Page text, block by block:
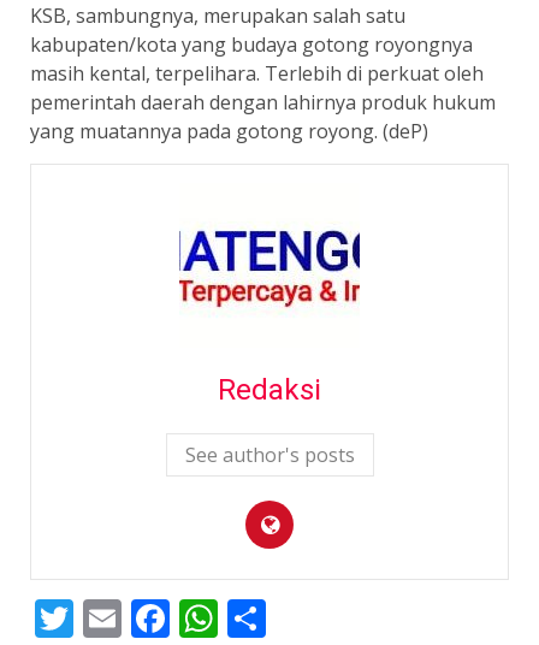
KSB, sambungnya, merupakan salah satu
kabupaten/kota yang budaya gotong royongnya
masih kental, terpelihara. Terlebih di perkuat oleh
pemerintah daerah dengan lahirnya produk hukum
yang muatannya pada gotong royong. (deP)
Redaksi
See author's posts
Twitter
EmailFacebook
WhatsApp